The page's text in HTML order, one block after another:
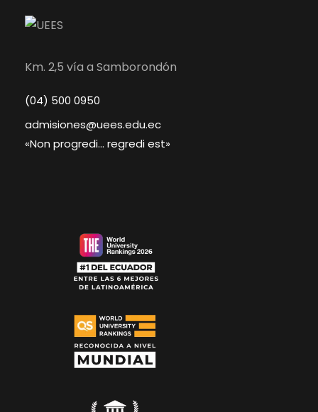
Km. 2,5 vía a Samborondón
(04) 500 0950
admisiones@uees.edu.ec
«Non progredi… regredi est»